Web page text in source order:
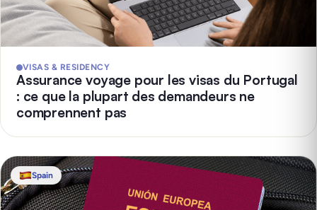
VISAS & RESIDENCY
Assurance voyage pour les visas du Portugal
: ce que la plupart des demandeurs ne
comprennent pas
Spain